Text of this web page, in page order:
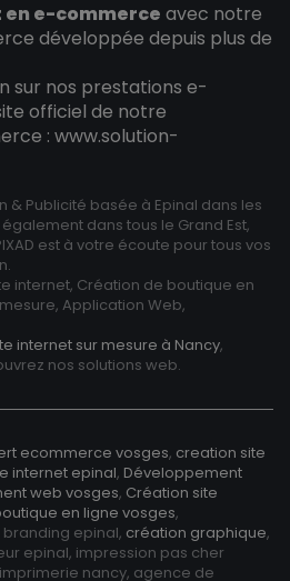
e-commerce avec notre
développée depuis plus de
sur nos prestations e-
officiel de notre
: www.solution-
Publicité basée à Epinal dans les
dans tous le Grand Est,
est à votre écoute pour tous vos
internet, Création de boutique en
Application Web,
internet sur mesure à Nancy,
nos solutions web.
ecommerce vosges, creation site
internet epinal, Développement
web vosges, Création site
en ligne vosges,
branding epinal, création graphique,
epinal, impression pas cher
nancy, agence de